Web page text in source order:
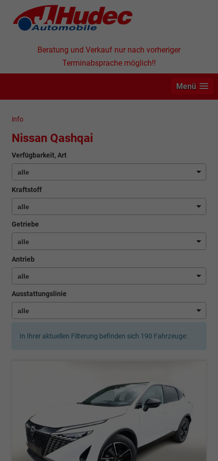
Beratung und Verkauf nur nach vorheriger
Terminabsprache möglich!!
Menü
info
Nissan Qashqai
Verfügbarkeit, Art
Kraftstoff
Getriebe
Antrieb
Ausstattungslinie
In Ihrer aktuellen Filterung befinden sich 190 Fahrzeuge: